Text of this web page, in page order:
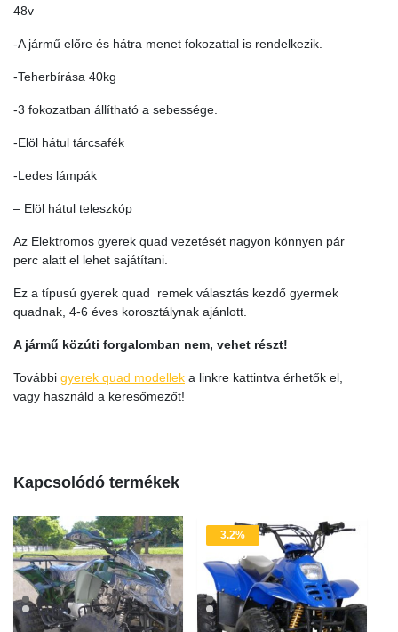
48v
-A jármű előre és hátra menet fokozattal is rendelkezik.
-Teherbírása 40kg
-3 fokozatban állítható a sebessége.
-Elöl hátul tárcsafék
-Ledes lámpák
– Elöl hátul teleszkóp
Az Elektromos gyerek quad vezetését nagyon könnyen pár
perc alatt el lehet sajátítani.
Ez a típusú gyerek quad remek választás kezdő gyermek
quadnak, 4-6 éves korosztálynak ajánlott.
A jármű közúti forgalomban nem, vehet részt!
További gyerek quad modellek a linkre kattintva érhetők el,
vagy használd a keresőmezőt!
Kapcsolódó termékek
3.2%
Akció